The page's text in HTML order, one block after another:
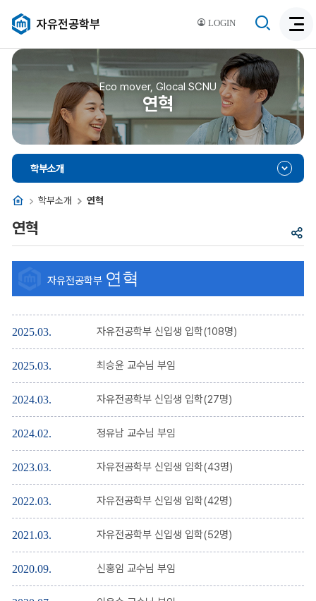
LOGIN
자유전공학부
색
활
성
색
Eco mover, Glocal SCNU
연혁
홈 학부소개 연혁
학부소개
공
연혁
자유전공학부 연혁
2025.03. 자유전공학부 신입생 입학(108명)
2025.03. 최승윤 교수님 부임
2024.03. 자유전공학부 신입생 입학(27명)
2024.02. 정유남 교수님 부임
2023.03. 자유전공학부 신입생 입학(43명)
2022.03. 자유전공학부 신입생 입학(42명)
2021.03. 자유전공학부 신입생 입학(52명)
2020.09. 신홍임 교수님 부임